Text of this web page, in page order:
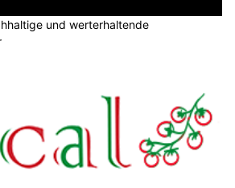
und werterhaltende